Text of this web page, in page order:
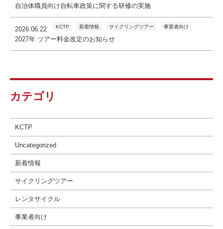
自治体職員向け自転車政策に関する研修の実施
2026.06.22 KCTP 新着情報 サイクリングツアー 事業者向け
2027年 ツアー料金改定のお知らせ
カテゴリ
KCTP
Uncategorized
新着情報
サイクリングツアー
レンタサイクル
事業者向け